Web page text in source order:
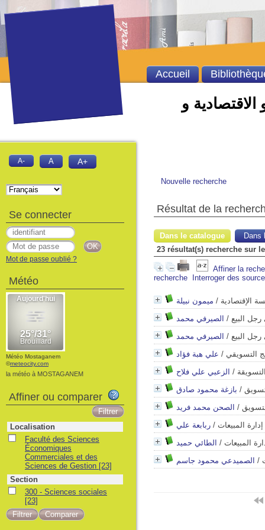
الاقتصادية و
Nouvelle recherche
Résultat de la
Dans le catalogue Dans
Affiner la
recherche
Interroger des
الإقتصادية / ميمون نبيلة
البيع / الصيرفي محمد
البيع / الصيرفي محمد
التسويقي / علي هبة فؤاد
/ الزعبي علي فلاح
/ بازغة محمود صادق
/ الصحن محمد فريد
إدارة المبيعات / ربابعة علي
المبيعات / الطائي حميد
/ الصميدعي محمود جاسم
Accueil
A- A A+
Se connecter
Mot de passe oublié ?
Météo
Météo Mostaganem
©meteocity.com
la météo à MOSTAGANEM
Affiner ou comparer
Localisation
Faculté des Sciences
Économiques
Commerciales et des
Sciences de Gestion [23]
Section
300 - Sciences sociales
[23]